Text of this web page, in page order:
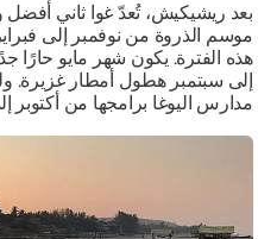
بعد ريشيكيش، تُعدّ غوا ثاني أفضل
موسم الذروة من نوفمبر إلى
هذه الفترة. يكون شهر مايو حارًا
إلى سبتمبر هطول أمطار غزيرة.
مدارس اليوغا برامجها من أكتوبر